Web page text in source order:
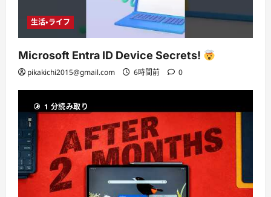
生活・ライフ
Microsoft Entra ID Device Secrets!
pikakichi2015@gmail.com 6時間前 0
1 分読み取り